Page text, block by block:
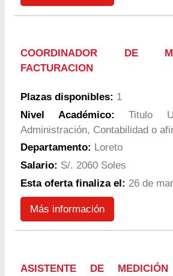
COORDINADOR DE
FACTURACION
Plazas disponibles: 1
Nivel Académico: Titulo
Administración, Contabilidad o
Departamento: Loreto
Salario: S/. 2060 Soles
Esta oferta finaliza el: 26 de
Más información
ASISTENTE DE